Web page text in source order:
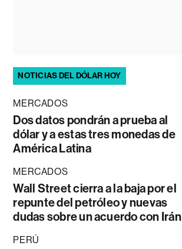
NOTICIAS DEL DÓLAR HOY
MERCADOS
Dos datos pondrán a prueba al
dólar y a estas tres monedas de
América Latina
MERCADOS
Wall Street cierra a la baja por el
repunte del petróleo y nuevas
dudas sobre un acuerdo con Irán
PERÚ